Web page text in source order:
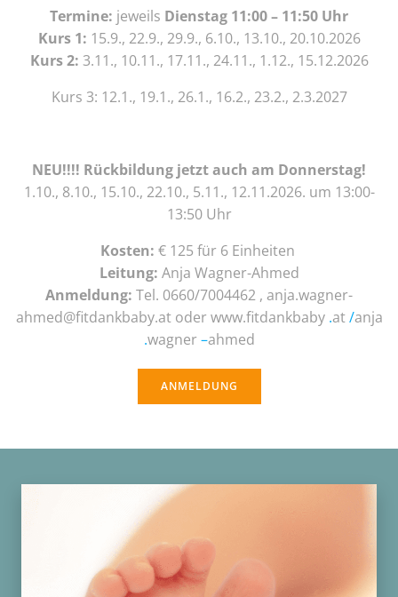
Termine: jeweils Dienstag 11:00 – 11:50 Uhr
Kurs 1: 15.9., 22.9., 29.9., 6.10., 13.10., 20.10.2026
Kurs 2: 3.11., 10.11., 17.11., 24.11., 1.12., 15.12.2026
Kurs 3: 12.1., 19.1., 26.1., 16.2., 23.2., 2.3.2027
NEU!!!! Rückbildung jetzt auch am Donnerstag!
1.10., 8.10., 15.10., 22.10., 5.11., 12.11.2026. um 13:00-
13:50 Uhr
Kosten: € 125 für 6 Einheiten
Leitung: Anja Wagner-Ahmed
Anmeldung: Tel. 0660/7004462 , anja.wagner-
ahmed@fitdankbaby.at oder www.fitdankbaby .at/anja
.wagner –ahmed
ANMELDUNG